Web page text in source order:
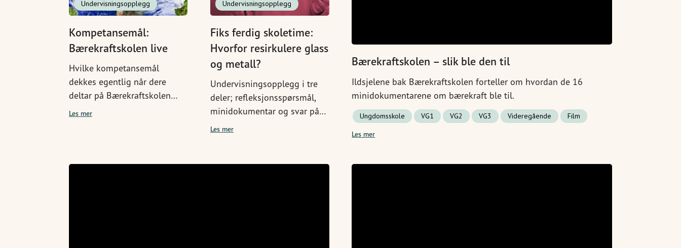
Undervisningsopplegg
Kompetansemål:
Bærekraftskolen live
Hvilke kompetansemål
dekkes egentlig når dere
deltar på Bærekraftskolen
live, eller bruker disse
Les mer
Undervisningsopplegg
Fiks ferdig skoletime:
Hvorfor resirkulere glass
og metall?
Undervisningsopplegg i tre
deler; refleksjonsspørsmål,
minidokumentar og svar på
spørsmålene. Last ned
Les mer
Bærekraftskolen – slik ble den til
Ildsjelene bak Bærekraftskolen forteller om hvordan de 16
minidokumentarene om bærekraft ble til.
Ungdomsskole VG1 VG2 VG3 Videregående
Film
Les mer